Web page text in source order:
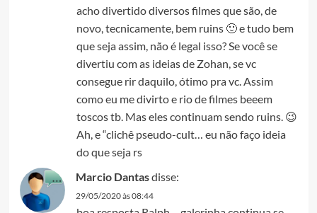
acho divertido diversos filmes que são, de
novo, tecnicamente, bem ruins 🙂 e tudo bem
que seja assim, não é legal isso? Se você se
divertiu com as ideias de Zohan, se vc
consegue rir daquilo, ótimo pra vc. Assim
como eu me divirto e rio de filmes beeem
toscos tb. Mas eles continuam sendo ruins. 😉
Ah, e “clichê pseudo-cult… eu não faço ideia
do que seja rs
Marcio Dantasdisse:
29/05/2020 às 08:44